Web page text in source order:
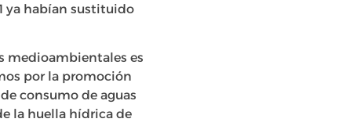
ya habían sustituido
medioambientales es
por la promoción
consumo de aguas
la huella hídrica de